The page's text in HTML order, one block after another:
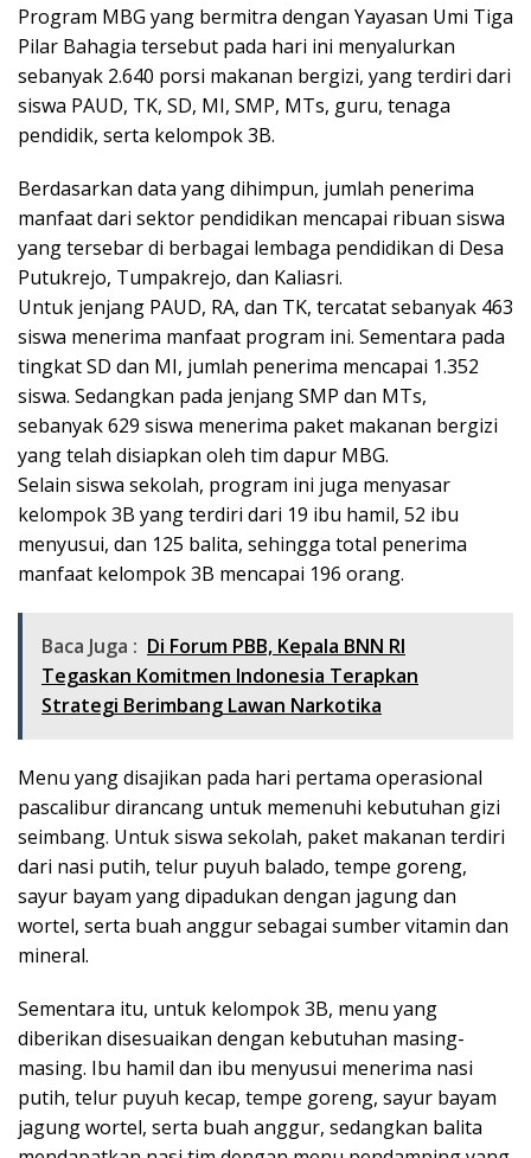
Program MBG yang bermitra dengan Yayasan Umi Tiga
Pilar Bahagia tersebut pada hari ini menyalurkan
sebanyak 2.640 porsi makanan bergizi, yang terdiri dari
siswa PAUD, TK, SD, MI, SMP, MTs, guru, tenaga
pendidik, serta kelompok 3B.
Berdasarkan data yang dihimpun, jumlah penerima
manfaat dari sektor pendidikan mencapai ribuan siswa
yang tersebar di berbagai lembaga pendidikan di Desa
Putukrejo, Tumpakrejo, dan Kaliasri.
Untuk jenjang PAUD, RA, dan TK, tercatat sebanyak 463
siswa menerima manfaat program ini. Sementara pada
tingkat SD dan MI, jumlah penerima mencapai 1.352
siswa. Sedangkan pada jenjang SMP dan MTs,
sebanyak 629 siswa menerima paket makanan bergizi
yang telah disiapkan oleh tim dapur MBG.
Selain siswa sekolah, program ini juga menyasar
kelompok 3B yang terdiri dari 19 ibu hamil, 52 ibu
menyusui, dan 125 balita, sehingga total penerima
manfaat kelompok 3B mencapai 196 orang.
Baca Juga : Di Forum PBB, Kepala BNN RI
Tegaskan Komitmen Indonesia Terapkan
Strategi Berimbang Lawan Narkotika
Menu yang disajikan pada hari pertama operasional
pascalibur dirancang untuk memenuhi kebutuhan gizi
seimbang. Untuk siswa sekolah, paket makanan terdiri
dari nasi putih, telur puyuh balado, tempe goreng,
sayur bayam yang dipadukan dengan jagung dan
wortel, serta buah anggur sebagai sumber vitamin dan
mineral.
Sementara itu, untuk kelompok 3B, menu yang
diberikan disesuaikan dengan kebutuhan masing-
masing. Ibu hamil dan ibu menyusui menerima nasi
putih, telur puyuh kecap, tempe goreng, sayur bayam
jagung wortel, serta buah anggur, sedangkan balita